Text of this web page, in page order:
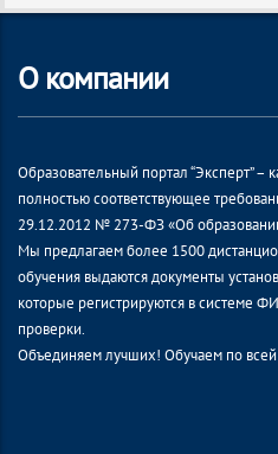
О компании
Образовательный портал “Эксперт” –
полностью соответствующее
29.12.2012 № 273-ФЗ «Об
Мы предлагаем более 1500
обучения выдаются документы
которые регистрируются в системе
проверки.
Объединяем лучших! Обучаем по